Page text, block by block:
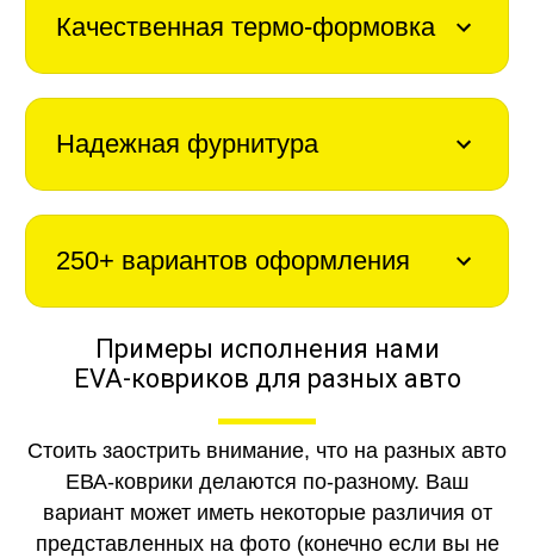
Качественная термо-формовка
Надежная фурнитура
250+ вариантов оформления
Примеры исполнения нами
EVA-ковриков для разных авто
Стоить заострить внимание, что на разных авто
ЕВА-коврики делаются по-разному. Ваш
вариант может иметь некоторые различия от
представленных на фото (конечно если вы не